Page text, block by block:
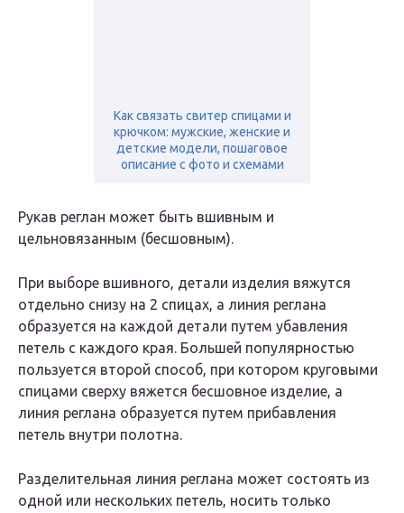
Как связать свитер спицами и
крючком: мужские, женские и
детские модели, пошаговое
описание с фото и схемами
Рукав реглан может быть вшивным и
цельновязанным (бесшовным).
При выборе вшивного, детали изделия вяжутся
отдельно снизу на 2 спицах, а линия реглана
образуется на каждой детали путем убавления
петель с каждого края. Большей популярностью
пользуется второй способ, при котором круговыми
спицами сверху вяжется бесшовное изделие, а
линия реглана образуется путем прибавления
петель внутри полотна.
Разделительная линия реглана может состоять из
одной или нескольких петель, носить только